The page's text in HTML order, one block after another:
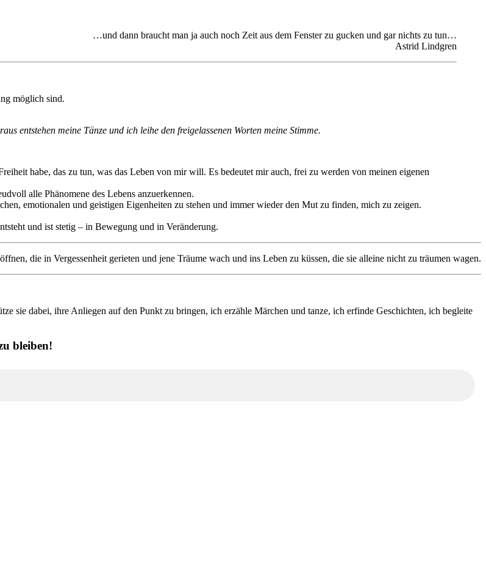
…und dann braucht man ja auch noch Zeit aus dem Fenster zu gucken und gar nichts zu tun…
Astrid Lindgren
möglich sind.
entstehen meine Tänze und ich leihe den freigelassenen Worten meine Stimme.
habe, das zu tun, was das Leben von mir will. Es bedeutet mir auch, frei zu werden von meinen eigenen
alle Phänomene des Lebens anzuerkennen.
emotionalen und geistigen Eigenheiten zu stehen und immer wieder den Mut zu finden, mich zu zeigen.
und ist stetig – in Bewegung und in Veränderung.
die in Vergessenheit gerieten und jene Träume wach und ins Leben zu küssen, die sie alleine nicht zu träumen wagen.
sie dabei, ihre Anliegen auf den Punkt zu bringen, ich erzähle Märchen und tanze, ich erfinde Geschichten, ich begleite
bleiben!